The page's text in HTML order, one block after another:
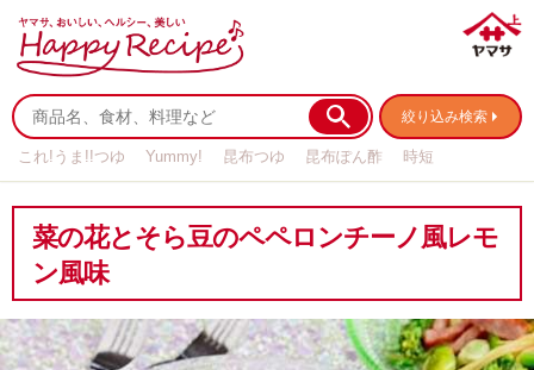
絞り込み検索
これ!うま!!つゆ Yummy! 昆布つゆ 昆布ぽん酢
時短
菜の花とそら豆のペペロンチーノ風レモ
ン風味